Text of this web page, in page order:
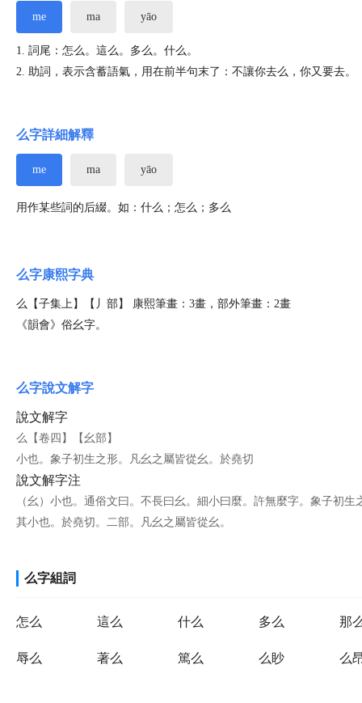
me ma yāo
1. 詞尾：怎么。這么。多么。什么。
2. 助詞，表示含蓄語氣，用在前半句末了：不讓你去么，你又要去。
么字詳細解釋
me ma yāo
用作某些詞的后綴。如：什么；怎么；多么
么字康熙字典
么【子集上】【丿部】 康熙筆畫：3畫，部外筆畫：2畫
《韻會》俗幺字。
么字說文解字
說文解字
么【卷四】【幺部】
小也。象子初生之形。凡幺之屬皆從幺。於堯切
說文解字注
（幺）小也。通俗文曰。不長曰幺。細小曰麼。許無麼字。象子初
其小也。於堯切。二部。凡幺之屬皆從幺。
么字組詞
怎么 這么 什么 多么 那
辱么 著么 篤么 么眇 么